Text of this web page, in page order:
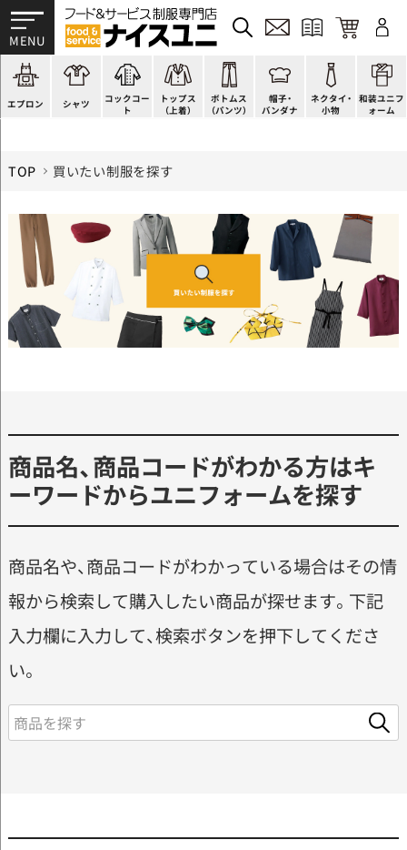
エプロン
かぶり型
スモック風
厨房用
ラップエプロン
シャツ
ピンタック
Tシャツ
ポロシャツ
和風シャツ(Asian)コックコー
ト
ショップコート
スタンダード
ファッション
キッズ
トップス
（上着）
法被(はっぴ)
調理白衣
カットソー
ジャンバー
ボトムス
（パンツ）
イージーパンツ
ワンピース
厨房シューズ
フロアシューズ
帽子・
バンダナ
洋帽子
コック帽
衛生帽子
ヘアネット
ネクタイ・
小物
ネクタイ
蝶ネクタイ
リボン・スカーフ
クロスタイ
和装ユニフ
ォーム
帯
草履、足袋など
着付小物
きもの
TOP 買いたい制服を探す
商品名、商品コードがわかる方はキ
ーワードからユニフォームを探す
商品名や、商品コードがわかっている場合はその情
報から検索して購入したい商品が探せます。下記
入力欄に入力して、検索ボタンを押下してくださ
い。